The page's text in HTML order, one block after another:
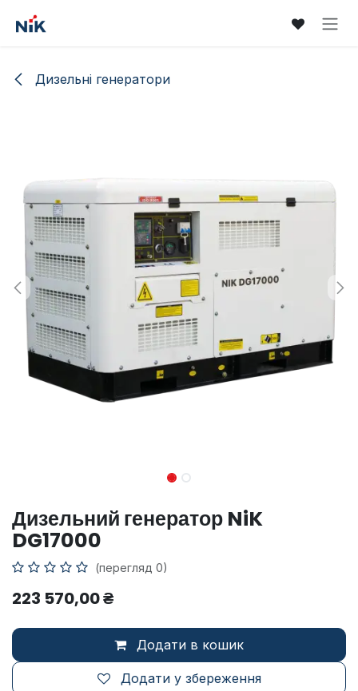
Дизельні генератори
Дизельний генератор NiK
DG17000
(перегляд 0)
223 570,00₴
Додати в кошик
Додати у збереження